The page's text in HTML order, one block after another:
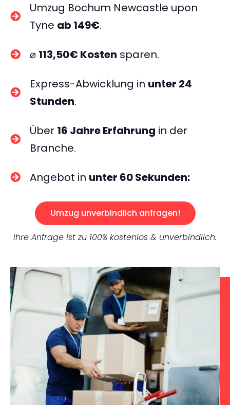
Umzug Bochum Newcastle upon
Tyne ab 149€.
⌀ 113,50€ Kosten sparen.
Express-Abwicklung in unter 24
Stunden.
Über 16 Jahre Erfahrung in der
Branche.
Angebot in unter 60 Sekunden:
Umzug unverbindlich anfragen!
Ihre Anfrage ist zu 100% kostenlos & unverbindlich.